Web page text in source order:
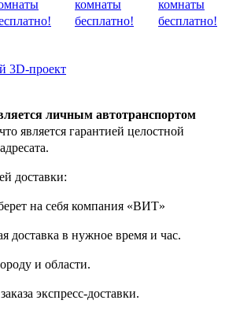
3D-проект
личным автотранспортом
является гарантией целостной
доставки:
на себя компания «ВИТ»
доставка в нужное время и час.
и области.
экспресс-доставки.